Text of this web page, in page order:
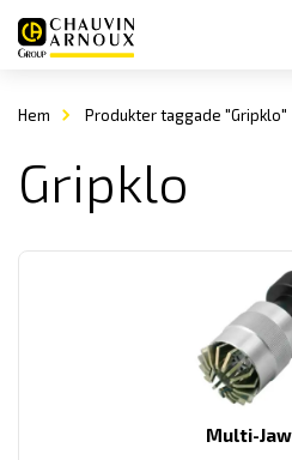
Hem Produkter taggade "Gripklo"
Gripklo
Multi-